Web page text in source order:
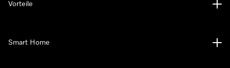
Vorteile
Smart Home